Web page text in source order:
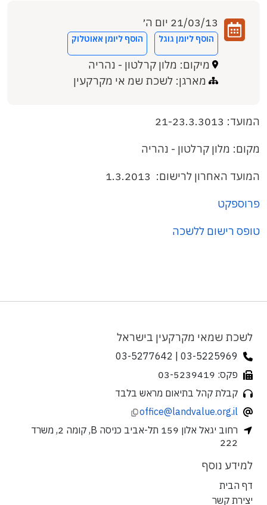
21/03/13 יום ה׳
הוסף ליומן גוגל הוסף ליומן אאוטלוק
מיקום: מלון קרלטון - נהריה
מארגן: לשכת שמ אי מקרקעין
המועד: 21-23.3.3013
מקום: מלון קרלטון - נהריה
המועד האחרון לרישום: 1.3.2013
פרוספקט
טופס רישום ללשכה
לשכת שמאי מקרקעין בישראל
03-5225969 | 03-5277642
פקס: 03-5239419
קבלת קהל בתיאום מראש בלבד
office@landvalue.org.il
רחוב יגאל אלון 159 תל-אביב כניסה B, קומה 2, משרד
222
למידע נוסף
דף הבית
יצירת קשר